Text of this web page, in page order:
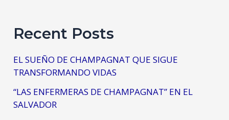
Recent Posts
EL SUEÑO DE CHAMPAGNAT QUE SIGUE
TRANSFORMANDO VIDAS
“LAS ENFERMERAS DE CHAMPAGNAT” EN EL
SALVADOR